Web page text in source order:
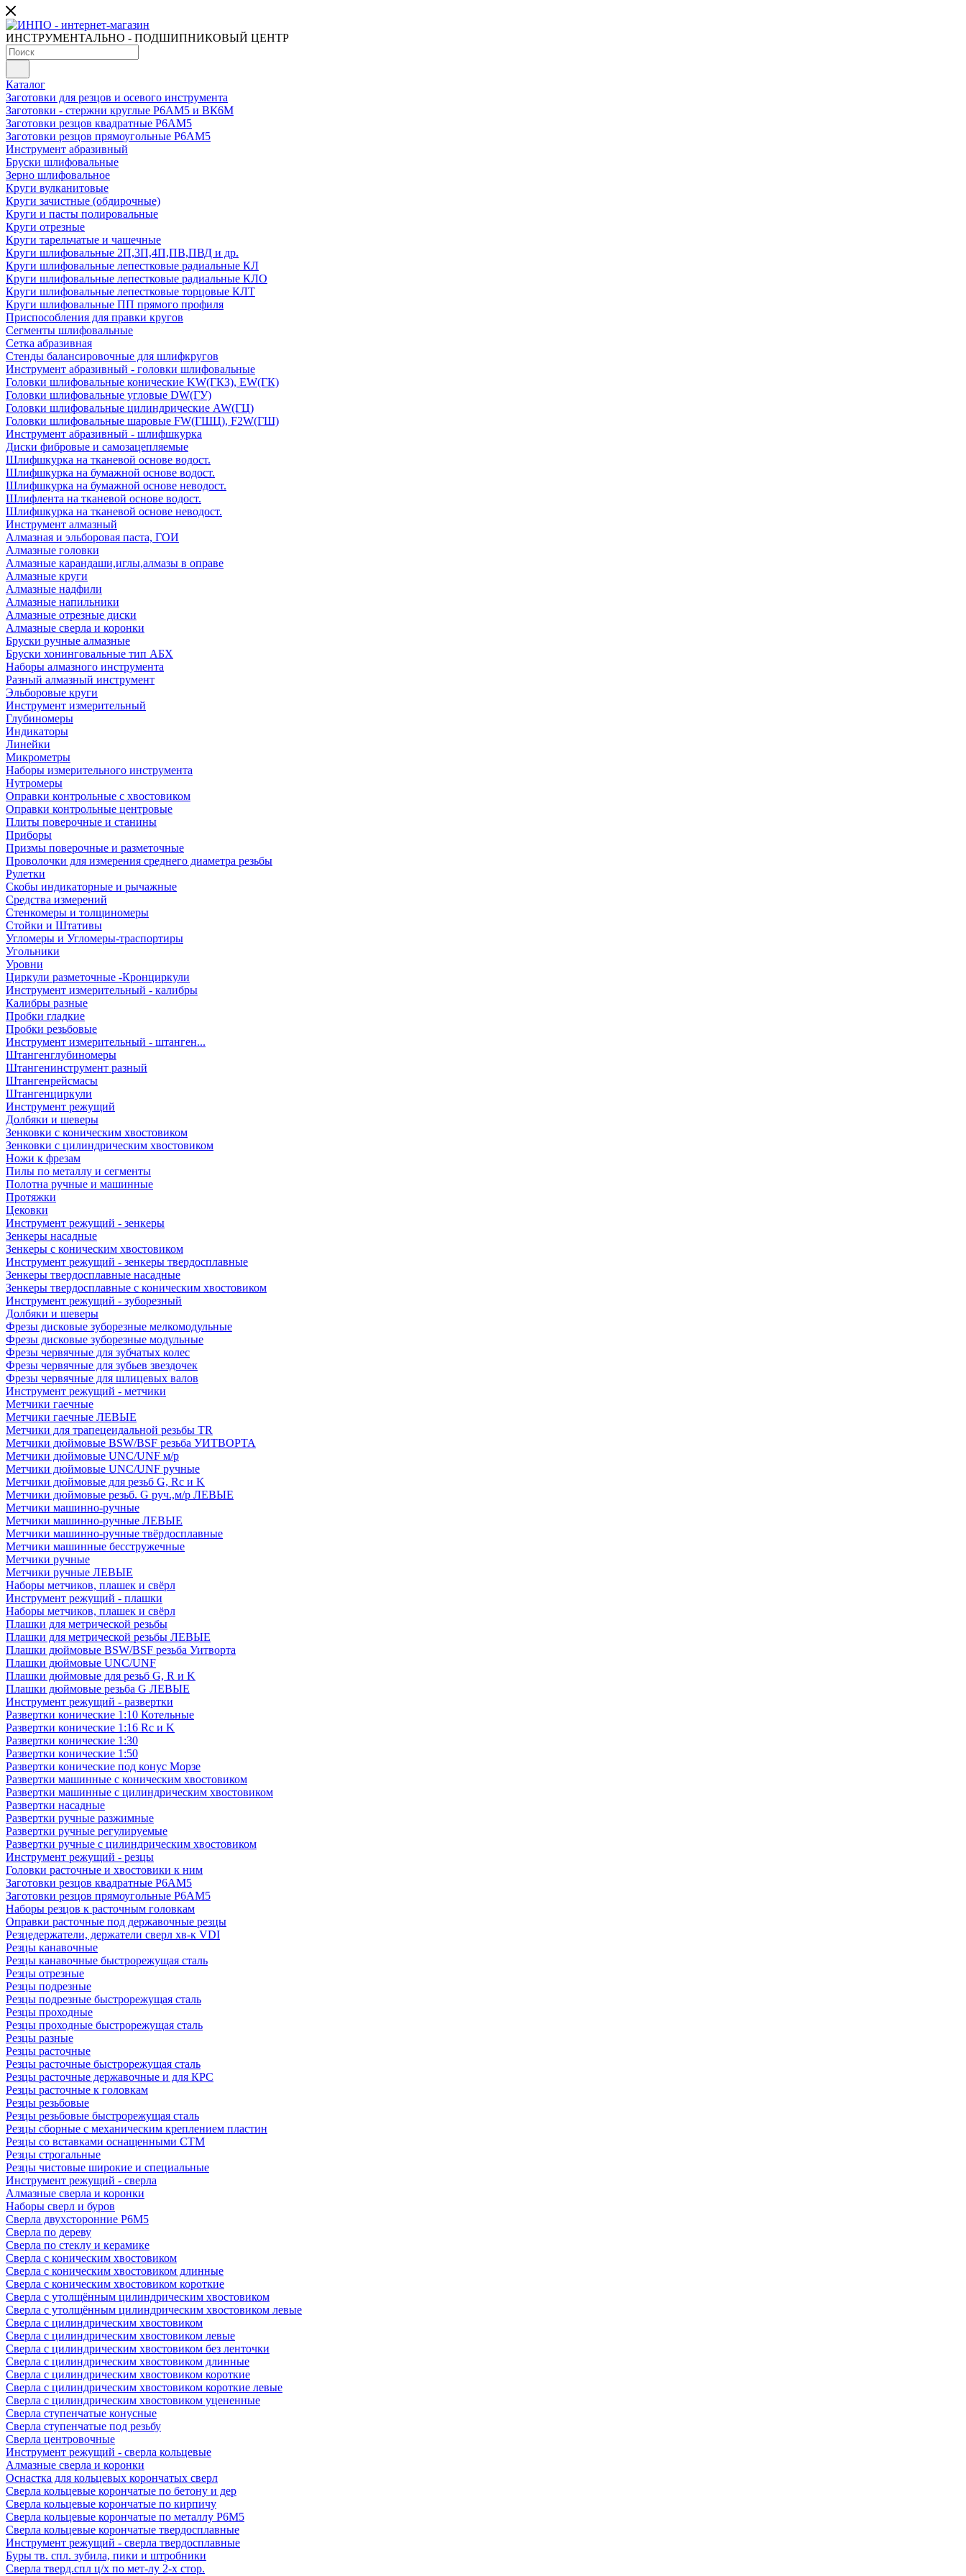
ИНСТРУМЕНТАЛЬНО - ПОДШИПНИКОВЫЙ ЦЕНТР
Каталог
Заготовки для резцов и осевого инструмента
Заготовки - стержни круглые Р6АМ5 и ВК6М
Заготовки резцов квадратные Р6АМ5
Заготовки резцов прямоугольные Р6АМ5
Инструмент абразивный
Бруски шлифовальные
Зерно шлифовальное
Круги вулканитовые
Круги зачистные (обдирочные)
Круги и пасты полировальные
Круги отрезные
Круги тарельчатые и чашечные
Круги шлифовальные 2П,3П,4П,ПВ,ПВД и др.
Круги шлифовальные лепестковые радиальные КЛ
Круги шлифовальные лепестковые радиальные КЛО
Круги шлифовальные лепестковые торцовые КЛТ
Круги шлифовальные ПП прямого профиля
Приспособления для правки кругов
Сегменты шлифовальные
Сетка абразивная
Стенды балансировочные для шлифкругов
Инструмент абразивный - головки шлифовальные
Головки шлифовальные конические KW(ГКЗ), EW(ГК)
Головки шлифовальные угловые DW(ГУ)
Головки шлифовальные цилиндрические AW(ГЦ)
Головки шлифовальные шаровые FW(ГШЦ), F2W(ГШ)
Инструмент абразивный - шлифшкурка
Диски фибровые и самозацепляемые
Шлифшкурка на тканевой основе водост.
Шлифшкурка на бумажной основе водост.
Шлифшкурка на бумажной основе неводост.
Шлифлента на тканевой основе водост.
Шлифшкурка на тканевой основе неводост.
Инструмент алмазный
Алмазная и эльборовая паста, ГОИ
Алмазные головки
Алмазные карандаши,иглы,алмазы в оправе
Алмазные круги
Алмазные надфили
Алмазные напильники
Алмазные отрезные диски
Алмазные сверла и коронки
Бруски ручные алмазные
Бруски хонинговальные тип АБХ
Наборы алмазного инструмента
Разный алмазный инструмент
Эльборовые круги
Инструмент измерительный
Глубиномеры
Индикаторы
Линейки
Микрометры
Наборы измерительного инструмента
Нутромеры
Оправки контрольные с хвостовиком
Оправки контрольные центровые
Плиты поверочные и станины
Приборы
Призмы поверочные и разметочные
Проволочки для измерения среднего диаметра резьбы
Рулетки
Скобы индикаторные и рычажные
Средства измерений
Стенкомеры и толщиномеры
Стойки и Штативы
Угломеры и Угломеры-траспортиры
Угольники
Уровни
Циркули разметочные -Кронциркули
Инструмент измерительный - калибры
Калибры разные
Пробки гладкие
Пробки резьбовые
Инструмент измерительный - штанген...
Штангенглубиномеры
Штангенинструмент разный
Штангенрейсмасы
Штангенциркули
Инструмент режущий
Долбяки и шеверы
Зенковки с коническим хвостовиком
Зенковки с цилиндрическим хвостовиком
Ножи к фрезам
Пилы по металлу и сегменты
Полотна ручные и машинные
Протяжки
Цековки
Инструмент режущий - зенкеры
Зенкеры насадные
Зенкеры с коническим хвостовиком
Инструмент режущий - зенкеры твердосплавные
Зенкеры твердосплавные насадные
Зенкеры твердосплавные с коническим хвостовиком
Инструмент режущий - зуборезный
Долбяки и шеверы
Фрезы дисковые зуборезные мелкомодульные
Фрезы дисковые зуборезные модульные
Фрезы червячные для зубчатых колес
Фрезы червячные для зубьев звездочек
Фрезы червячные для шлицевых валов
Инструмент режущий - метчики
Метчики гаечные
Метчики гаечные ЛЕВЫЕ
Метчики для трапецеидальной резьбы TR
Метчики дюймовые BSW/BSF резьба УИТВОРТА
Метчики дюймовые UNC/UNF м/р
Метчики дюймовые UNC/UNF ручные
Метчики дюймовые для резьб G, Rc и K
Метчики дюймовые резьб. G руч.,м/р ЛЕВЫЕ
Метчики машинно-ручные
Метчики машинно-ручные ЛЕВЫЕ
Метчики машинно-ручные твёрдосплавные
Метчики машинные бесстружечные
Метчики ручные
Метчики ручные ЛЕВЫЕ
Наборы метчиков, плашек и свёрл
Инструмент режущий - плашки
Наборы метчиков, плашек и свёрл
Плашки для метрической резьбы
Плашки для метрической резьбы ЛЕВЫЕ
Плашки дюймовые BSW/BSF резьба Уитворта
Плашки дюймовые UNC/UNF
Плашки дюймовые для резьб G, R и K
Плашки дюймовые резьба G ЛЕВЫЕ
Инструмент режущий - развертки
Развертки конические 1:10 Котельные
Развертки конические 1:16 Rc и K
Развертки конические 1:30
Развертки конические 1:50
Развертки конические под конус Морзе
Развертки машинные с коническим хвостовиком
Развертки машинные с цилиндрическим хвостовиком
Развертки насадные
Развертки ручные разжимные
Развертки ручные регулируемые
Развертки ручные с цилиндрическим хвостовиком
Инструмент режущий - резцы
Головки расточные и хвостовики к ним
Заготовки резцов квадратные Р6АМ5
Заготовки резцов прямоугольные Р6АМ5
Наборы резцов к расточным головкам
Оправки расточные под державочные резцы
Резцедержатели, держатели сверл хв-к VDI
Резцы канавочные
Резцы канавочные быстрорежущая сталь
Резцы отрезные
Резцы подрезные
Резцы подрезные быстрорежущая сталь
Резцы проходные
Резцы проходные быстрорежущая сталь
Резцы разные
Резцы расточные
Резцы расточные быстрорежущая сталь
Резцы расточные державочные и для КРС
Резцы расточные к головкам
Резцы резьбовые
Резцы резьбовые быстрорежущая сталь
Резцы сборные с механическим креплением пластин
Резцы со вставками оснащенными СТМ
Резцы строгальные
Резцы чистовые широкие и специальные
Инструмент режущий - сверла
Алмазные сверла и коронки
Наборы сверл и буров
Сверла двухсторонние Р6М5
Сверла по дереву
Сверла по стеклу и керамике
Сверла с коническим хвостовиком
Сверла с коническим хвостовиком длинные
Сверла с коническим хвостовиком короткие
Сверла с утолщённым цилиндрическим хвостовиком
Сверла с утолщённым цилиндрическим хвостовиком левые
Сверла с цилиндрическим хвостовиком
Сверла с цилиндрическим хвостовиком левые
Сверла с цилиндрическим хвостовиком без ленточки
Сверла с цилиндрическим хвостовиком длинные
Сверла с цилиндрическим хвостовиком короткие
Сверла с цилиндрическим хвостовиком короткие левые
Сверла с цилиндрическим хвостовиком уцененные
Сверла ступенчатые конусные
Сверла ступенчатые под резьбу
Сверла центровочные
Инструмент режущий - сверла кольцевые
Алмазные сверла и коронки
Оснастка для кольцевых корончатых сверл
Сверла кольцевые корончатые по бетону и дер
Сверла кольцевые корончатые по кирпичу
Сверла кольцевые корончатые по металлу Р6М5
Сверла кольцевые корончатые твердосплавные
Инструмент режущий - сверла твердосплавные
Буры тв. спл. зубила, пики и штробники
Сверла тверд.спл ц/х по мет-лу 2-х стор.